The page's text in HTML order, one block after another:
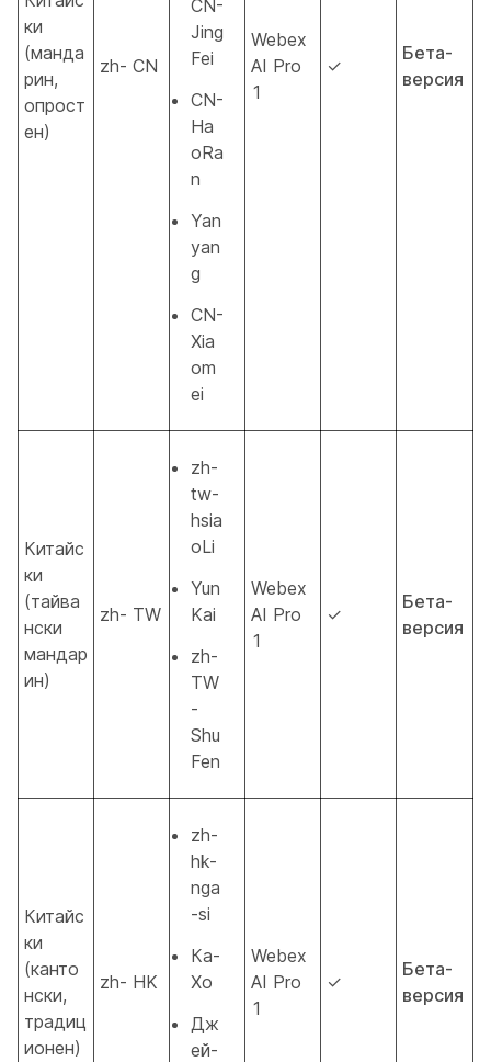
ки
(манда
рин,
опрост
ен)
zh- CN
CN-
Jing
Fei
CN-
Ha
oRa
n
Yan
yan
g
CN-
Xia
om
ei
Webex
AI Pro
1
✓
Бета-
версия
Китайс
ки
(тайва
нски
мандар
ин)
zh- TW
zh-
tw-
hsia
oLi
Yun
Kai
zh-
TW
-
Shu
Fen
Webex
AI Pro
1
✓
Бета-
версия
Китайс
ки
(канто
нски,
традиц
ионен)
zh- HK
zh-
hk-
nga
-si
Ка-
Хо
Дж
ей-
Webex
AI Pro
1
✓
Бета-
версия